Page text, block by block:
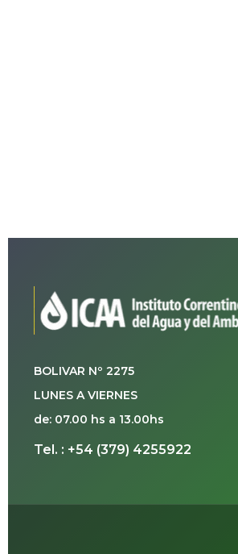
BOLIVAR Nº 2275
LUNES A VIERNES
de: 07.00 hs a 13.00hs
Tel. : +54 (379) 4255922